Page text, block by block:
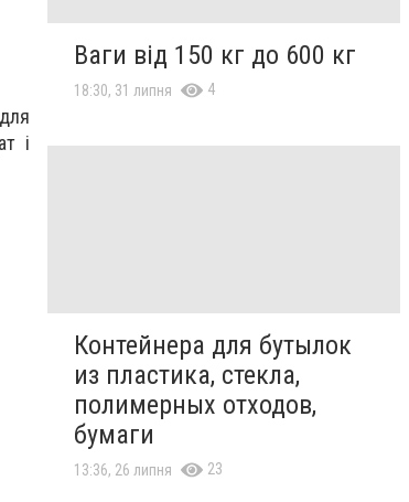
і
Ваги від 150 кг до 600 кг
18:30, 31 липня 4
Контейнера для бутылок
из пластика, стекла,
полимерных отходов,
бумаги
13:36, 26 липня 23